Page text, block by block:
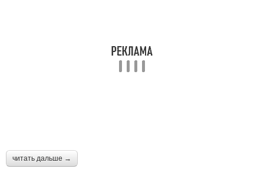
читать дальше →